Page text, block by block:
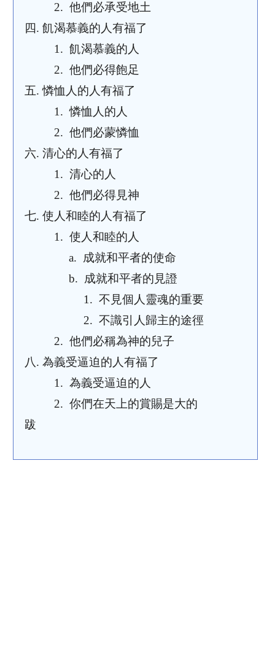
2. 他們必承受地土
四. 飢渴慕義的人有福了
1. 飢渴慕義的人
2. 他們必得飽足
五. 憐恤人的人有福了
1. 憐恤人的人
2. 他們必蒙憐恤
六. 清心的人有福了
1. 清心的人
2. 他們必得見神
七. 使人和睦的人有福了
1. 使人和睦的人
a.
成就和平者的使命
b.
成就和平者的見證
1. 不見個人靈魂的重要
2. 不識引人歸主的途徑
2. 他們必稱為神的兒子
八. 為義受逼迫的人有福了
1. 為義受逼迫的人
2. 你們在天上的賞賜是大的
跋